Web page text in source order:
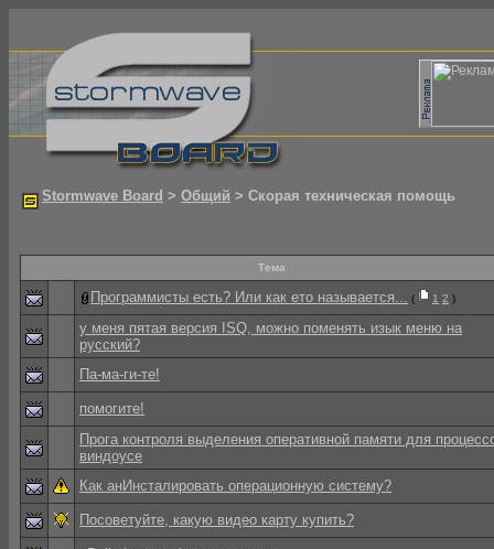
Stormwave Board > Общий > Скорая техническая помощь
Тема
Программисты есть? Или как ето называется... ( 1 2 )
у меня пятая версия ISQ, можно поменять изык меню на
русский?
Па-ма-ги-те!
помогите!
Прога контроля выделения оперативной памяти для
виндоусе
Как анИнсталировать операционную систему?
Посоветуйте, какую видео карту купить?